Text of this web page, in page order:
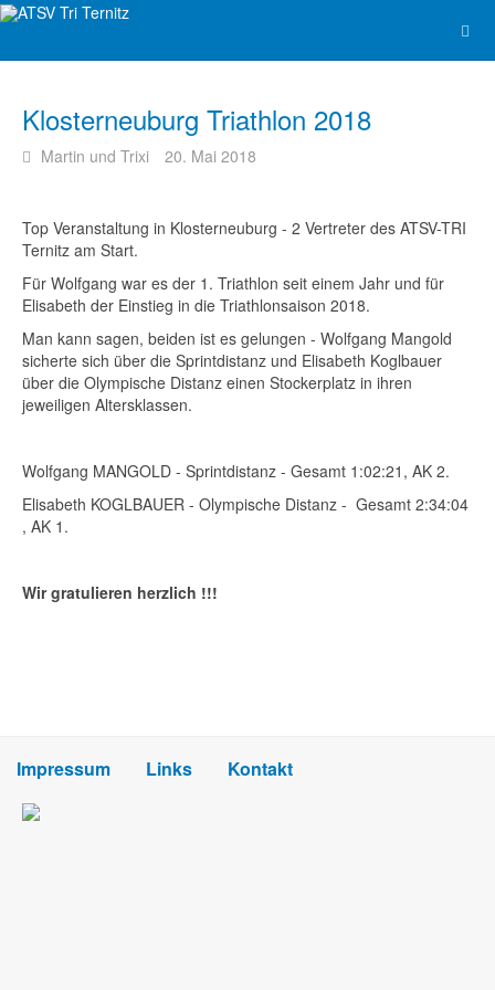
Klosterneuburg Triathlon 2018
Martin und Trixi 20. Mai 2018
Top Veranstaltung in Klosterneuburg - 2 Vertreter des ATSV-TRI
Ternitz am Start.
Für Wolfgang war es der 1. Triathlon seit einem Jahr und für
Elisabeth der Einstieg in die Triathlonsaison 2018.
Man kann sagen, beiden ist es gelungen - Wolfgang Mangold
sicherte sich über die Sprintdistanz und Elisabeth Koglbauer
über die Olympische Distanz einen Stockerplatz in ihren
jeweiligen Altersklassen.
Wolfgang MANGOLD - Sprintdistanz - Gesamt 1:02:21, AK 2.
Elisabeth KOGLBAUER - Olympische Distanz - Gesamt 2:34:04
, AK 1.
Wir gratulieren herzlich !!!
Impressum Links Kontakt